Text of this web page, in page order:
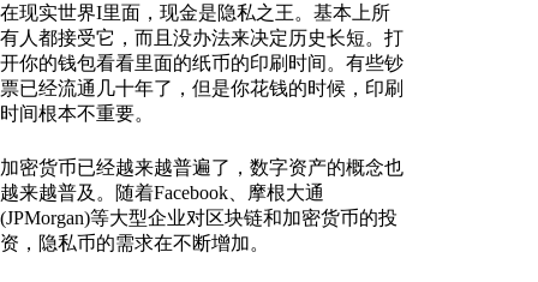
在现实世界I里面，现金是隐私之王。基本上所
有人都接受它，而且没办法来决定历史长短。打
开你的钱包看看里面的纸币的印刷时间。有些钞
票已经流通几十年了，但是你花钱的时候，印刷
时间根本不重要。
加密货币已经越来越普遍了，数字资产的概念也
越来越普及。随着Facebook、摩根大通
(JPMorgan)等大型企业对区块链和加密货币的投
资，隐私币的需求在不断增加。